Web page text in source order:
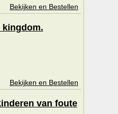
Bekijken en Bestellen
kingdom.
Bekijken en Bestellen
van foute